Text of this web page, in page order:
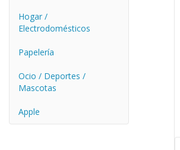
Hogar /
Electrodomésticos
Papelería
Ocio / Deportes /
Mascotas
Apple